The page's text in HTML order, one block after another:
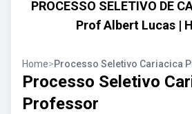
PROCESSO SELETIVO DE
Prof Albert Lucas |
Home>Processo Seletivo Cariacica
Processo Seletivo
Professor